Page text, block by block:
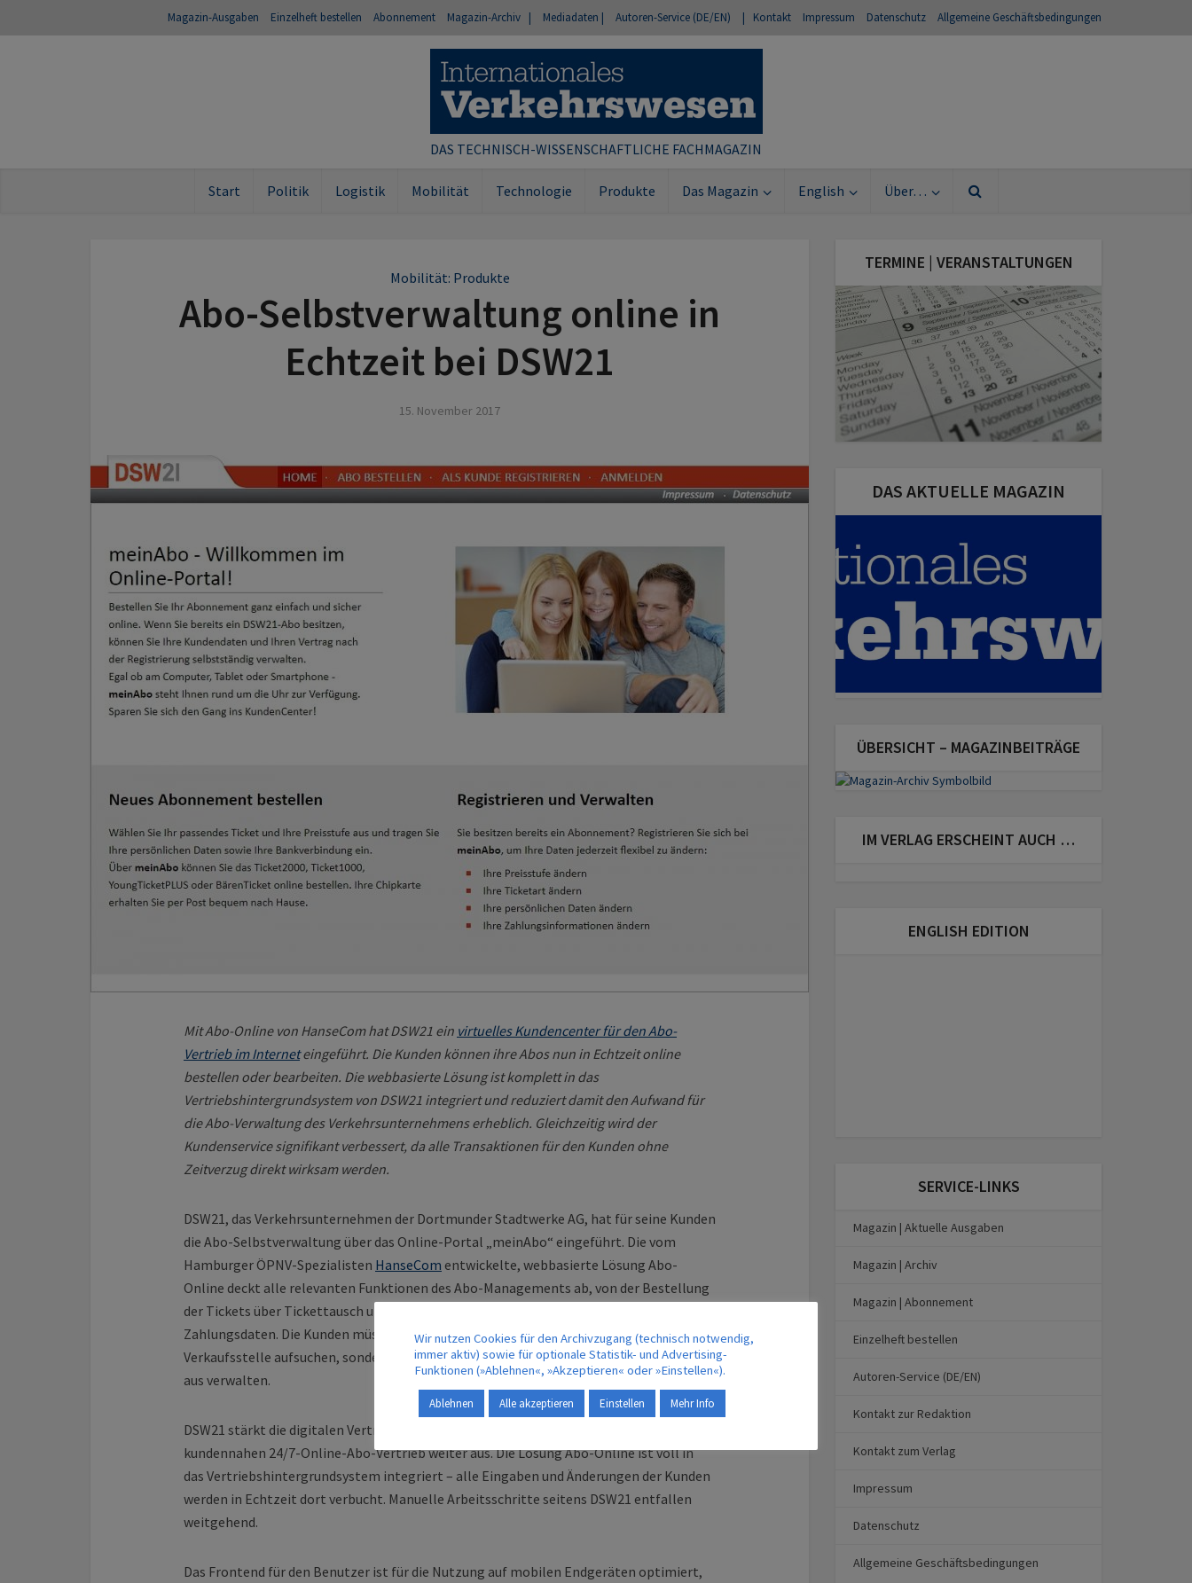
Magazin-Ausgaben Einzelheft bestellen Abonnement Magazin-Archiv | Mediadaten | Autoren-Service (DE/EN) | Kontakt Impressum Datenschutz Allgemeine Geschäftsbedingungen
DAS TECHNISCH-WISSENSCHAFTLICHE FACHMAGAZIN
Start Politik Logistik Mobilität Technologie Produkte Das Magazin English Über…
Mobilität: Produkte
Abo-Selbstverwaltung online in
Echtzeit bei DSW21
15. November 2017
Mit Abo-Online von HanseCom hat DSW21 ein virtuelles Kundencenter für den Abo-
Vertrieb im Interneteingeführt. Die Kunden können ihre Abos nun in Echtzeit online
bestellen oder bearbeiten. Die webbasierte Lösung ist komplett in das
Vertriebshintergrundsystem von DSW21 integriert und reduziert damit den Aufwand für
die Abo-Verwaltung des Verkehrsunternehmens erheblich. Gleichzeitig wird der
Kundenservice signifikant verbessert, da alle Transaktionen für den Kunden ohne
Zeitverzug direkt wirksam werden.
DSW21, das Verkehrsunternehmen der Dortmunder Stadtwerke AG, hat für seine Kunden
die Abo-Selbstverwaltung über das Online-Portal „meinAbo“ eingeführt. Die vom
Hamburger ÖPNV-Spezialisten HanseCom entwickelte, webbasierte Lösung Abo-
Online deckt alle relevanten Funktionen des Abo-Managements ab, von der Bestellung
der Tickets über Tickettausch und Verlustmeldung bis zur Eingabe von Kontakt- und
Zahlungsdaten. Die Kunden müssen damit nicht mehr ein Servicecenter oder eine
Verkaufsstelle aufsuchen, sondern können ihr Abo rund um die Uhr bequem von zuhause
aus verwalten.
DSW21 stärkt die digitalen Vertriebskanäle und baut seinen Service durch einen
kundennahen 24/7-Online-Abo-Vertrieb weiter aus. Die Lösung Abo-Online ist voll in
das Vertriebshintergrundsystem integriert – alle Eingaben und Änderungen der Kunden
werden in Echtzeit dort verbucht. Manuelle Arbeitsschritte seitens DSW21 entfallen
weitgehend.
Das Frontend für den Benutzer ist für die Nutzung auf mobilen Endgeräten optimiert,
TERMINE | VERANSTALTUNGEN
DAS AKTUELLE MAGAZIN
ÜBERSICHT – MAGAZINBEITRÄGE
IM VERLAG ERSCHEINT AUCH …
ENGLISH EDITION
SERVICE-LINKS
Magazin | Aktuelle Ausgaben
Magazin | Archiv
Magazin | Abonnement
Einzelheft bestellen
Autoren-Service (DE/EN)
Kontakt zur Redaktion
Kontakt zum Verlag
Impressum
Datenschutz
Allgemeine Geschäftsbedingungen
Wir nutzen Cookies für den Archivzugang (technisch notwendig,
immer aktiv) sowie für optionale Statistik- und Advertising-
Funktionen (»Ablehnen«, »Akzeptieren« oder »Einstellen«).
Ablehnen Alle akzeptieren Einstellen Mehr Info